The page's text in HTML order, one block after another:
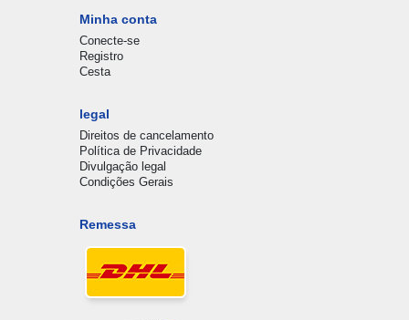
Minha conta
Conecte-se
Registro
Cesta
legal
Direitos de cancelamento
Política de Privacidade
Divulgação legal
Condições Gerais
Remessa